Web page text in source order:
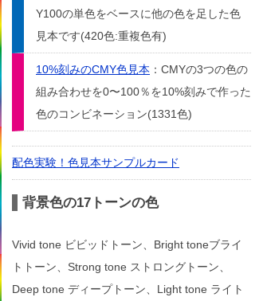
Y100の単色をベースに他の色を足した色
見本です(420色:重複色有)
10%刻みのCMY色見本 ：CMYの3つの色の
組み合わせを0〜100％を10%刻みで作った
色のコンビネーション(1331色)
配色実験！色見本サンプルカード
背景色の17トーンの色
Vivid tone ビビッドトーン、Bright toneブライ
トトーン、Strong tone ストロングトーン、
Deep tone ディープトーン、Light tone ライト